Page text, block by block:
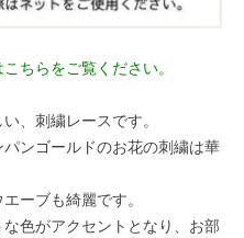
ちらをご覧ください。
、刺繍レースです。
ンゴールドのお花の刺繍は華
ーブも綺麗です。
色がアクセントとなり、お部